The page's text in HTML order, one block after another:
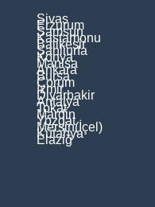
Sivas
Erzurum
Samsun
Kastamonu
Balikesir
Şanliurfa
Konya
Manisa
Ankara
Bursa
Çorum
İzmir
Diyarbakir
Antalya
Tokat
Mardin
Yozgat
Mersin(İçel)
Kütahya
Elaziğ